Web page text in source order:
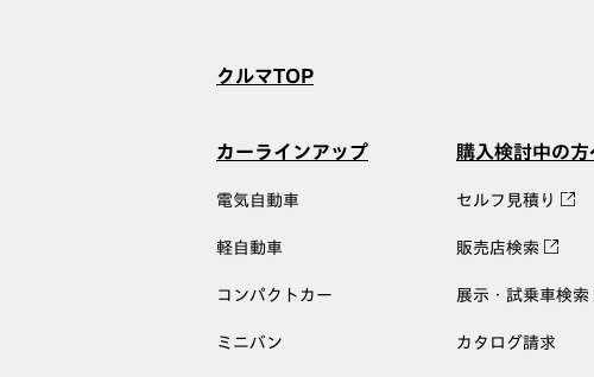
クルマTOP
カーラインアップ
電気自動車
軽自動車
コンパクトカー
ミニバン
購入検討中の方
セルフ見積り
販売店検索
展示・試乗車検索
カタログ請求